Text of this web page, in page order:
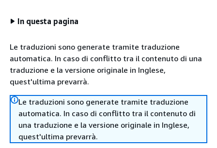
In questa pagina
Le traduzioni sono generate tramite traduzione
automatica. In caso di conflitto tra il contenuto di una
traduzione e la versione originale in Inglese,
quest'ultima prevarrà.
Le traduzioni sono generate tramite traduzione
automatica. In caso di conflitto tra il contenuto di
una traduzione e la versione originale in Inglese,
quest'ultima prevarrà.